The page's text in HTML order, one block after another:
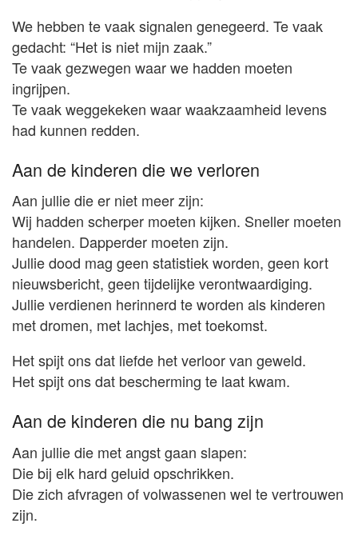
We hebben te vaak signalen genegeerd. Te vaak
gedacht: “Het is niet mijn zaak.”
Te vaak gezwegen waar we hadden moeten
ingrijpen.
Te vaak weggekeken waar waakzaamheid levens
had kunnen redden.
Aan de kinderen die we verloren
Aan jullie die er niet meer zijn:
Wij hadden scherper moeten kijken. Sneller moeten
handelen. Dapperder moeten zijn.
Jullie dood mag geen statistiek worden, geen kort
nieuwsbericht, geen tijdelijke verontwaardiging.
Jullie verdienen herinnerd te worden als kinderen
met dromen, met lachjes, met toekomst.
Het spijt ons dat liefde het verloor van geweld.
Het spijt ons dat bescherming te laat kwam.
Aan de kinderen die nu bang zijn
Aan jullie die met angst gaan slapen:
Die bij elk hard geluid opschrikken.
Die zich afvragen of volwassenen wel te vertrouwen
zijn.